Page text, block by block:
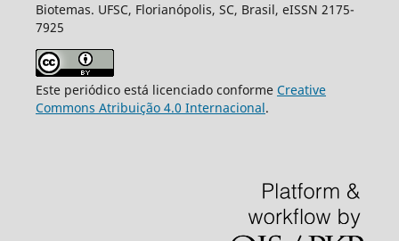
Biotemas. UFSC, Florianópolis, SC, Brasil, eISSN 2175-
7925
Este periódico está licenciado conforme Creative
Commons Atribuição 4.0 Internacional.